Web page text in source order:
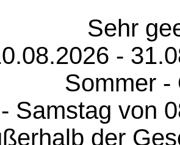
Sehr
-
Sommer -
Samstag von
der